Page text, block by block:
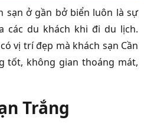
sạn ở gần bở biển luôn là sự
các du khách khi đi du lịch.
vị trí đẹp mà khách sạn Cần
tốt, không gian thoáng mát,
Trắng